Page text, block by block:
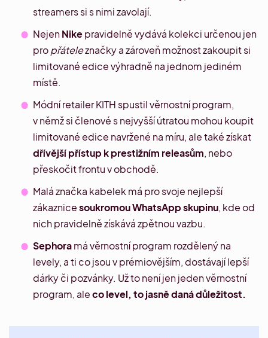
streamers si s nimi zavolají.
NejenNikepravidelně vydává kolekci určenou jen
propřáteleznačky a zároveň možnost zakoupit si
limitované edice výhradně na jednom jediném
místě.
Módní retailerKITHspustil věrnostní program,
v němž si členové s nejvyšší útratou mohou koupit
limitované edice navržené na míru, ale také získat
dřívější přístup k prestižním releasům, nebo
přeskočit frontu v obchodě.
Malá značka kabelek má pro svoje nejlepší
zákaznicesoukromou WhatsApp skupinu, kde od
nich pravidelně získává zpětnou vazbu.
Sephoramá věrnostní program rozdělený na
levely, a ti co jsou v prémiovějším, dostávají lepší
dárky či pozvánky. Už to není jen jeden věrnostní
program, aleco level, to jasně daná důležitost.